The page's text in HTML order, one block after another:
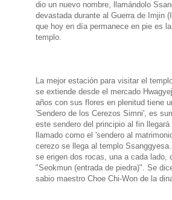
dio un nuevo nombre, llamándolo
devastada durante al Guerra de Imjin
que hoy en día permanece en pie es
templo.
La mejor estación para visitar el
se extiende desde el mercado
años con sus flores en plenitud tiene
'Sendero de los Cerezos Simni', es
este sendero del principio al fin
llamado como el 'sendero al
cerezo se llega al templo
se erigen dos rocas, una a cada
"Seokmun (entrada de piedra)". Se
sabio maestro Choe Chi-Won de la